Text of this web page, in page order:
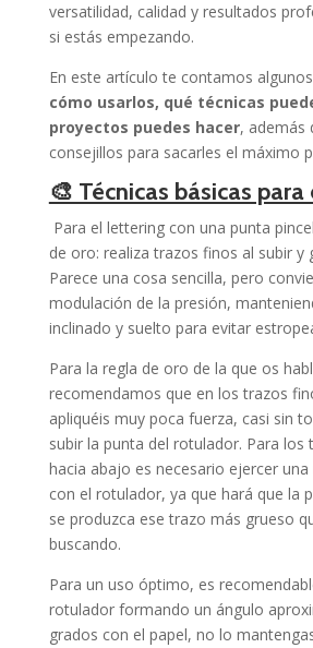
versatilidad, calidad y resultados
si estás empezando.
En este artículo te contamos
cómo usarlos, qué técnicas
proyectos puedes hacer, además
consejillos para sacarles el máximo
🎨 Técnicas básicas
Para el lettering con una punta
de oro: realiza trazos finos al subir y
Parece una cosa sencilla, pero
modulación de la presión,
inclinado y suelto para evitar
Para la regla de oro de la que os
recomendamos que en los trazos
apliquéis muy poca fuerza, casi sin
subir la punta del rotulador. Para los
hacia abajo es necesario ejercer
con el rotulador, ya que hará que la
se produzca ese trazo más grueso
buscando.
Para un uso óptimo, es
rotulador formando un ángulo
grados con el papel, no lo